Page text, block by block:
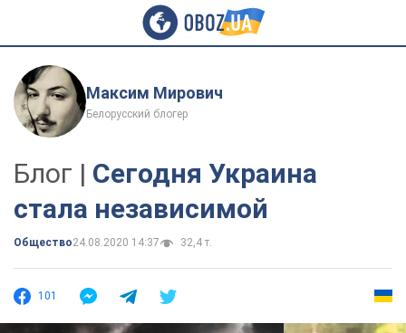
Максим Мирович
Белорусский блогер
Блог | Сегодня Украина
стала независимой
Общество24.08.2020 14:37 32,4 т.
101